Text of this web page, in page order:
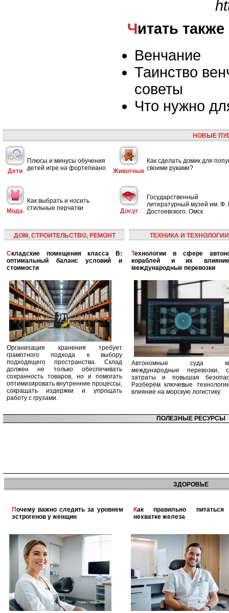
Читать также
Венчание
Таинство
советы
Что нужно
НОВЫЕ
Дети
Плюсы и минусы обучения
детей игре на фортепиано
Животные
Как сделать домик для
своими руками?
Мода
Как выбрать и носить
стильные перчатки
Досуг
Государственный
литературный музей им. Ф.
Достоевского. Омск
ДОМ, СТРОИТЕЛЬСТВО, РЕМОНТ
Складские помещения класса B:
оптимальный баланс условий и
стоимости
Организация хранения требует
грамотного подхода к выбору
подходящего пространства. Склад
должен не только обеспечивать
сохранность товаров, но и помогать
оптимизировать внутренние процессы,
сокращать издержки и упрощать
работу с грузами.
ТЕХНИКА И ТЕХНОЛОГИИ
Технологии в сфере автономных
кораблей и их
международные перевозки
Автономные суда
международные перевозки,
затраты и повышая
Разберём ключевые
влияние на морскую логистику.
ПОЛЕЗНЫЕ РЕСУРСЫ
ЗДОРОВЬЕ
Почему важно следить за уровнем
эстрогенов у женщин
Как правильно питаться при
нехватке железа